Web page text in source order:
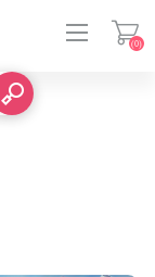
(0)